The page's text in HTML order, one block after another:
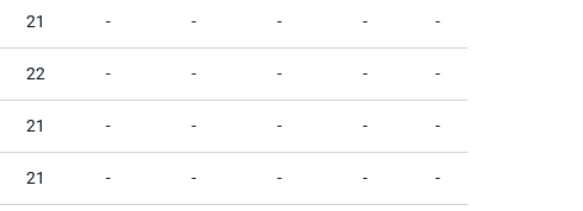
21 - - - - -
22 - - - - -
21 - - - - -
21 - - - - -